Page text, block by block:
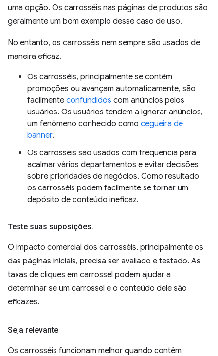
uma opção. Os carrosséis nas páginas de produtos são
geralmente um bom exemplo desse caso de uso.
No entanto, os carrosséis nem sempre são usados de
maneira eficaz.
Os carrosséis, principalmente se contêm
promoções ou avançam automaticamente, são
facilmente confundidos com anúncios pelos
usuários. Os usuários tendem a ignorar anúncios,
um fenômeno conhecido como cegueira de
banner.
Os carrosséis são usados com frequência para
acalmar vários departamentos e evitar decisões
sobre prioridades de negócios. Como resultado,
os carrosséis podem facilmente se tornar um
depósito de conteúdo ineficaz.
Teste suas suposições.
O impacto comercial dos carrosséis, principalmente os
das páginas iniciais, precisa ser avaliado e testado. As
taxas de cliques em carrossel podem ajudar a
determinar se um carrossel e o conteúdo dele são
eficazes.
Seja relevante
Os carrosséis funcionam melhor quando contêm